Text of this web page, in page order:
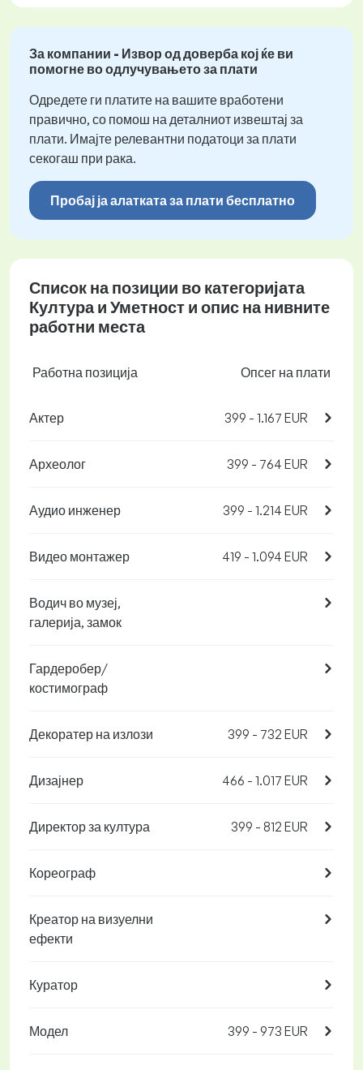
За компании - Извор од доверба кој ќе ви
помогне во одлучувањето за плати
Одредете ги платите на вашите вработени
правично, со помош на деталниот извештај за
плати. Имајте релевантни податоци за плати
секогаш при рака.
Пробај ја алатката за плати бесплатно
Список на позиции во категоријата
Култура и Уметност и опис на нивните
работни места
Работна позиција Опсег на плати
Актер 399 - 1.167 EUR
Археолог 399 - 764 EUR
Аудио инженер 399 - 1.214 EUR
Видео монтажер 419 - 1.094 EUR
Водич во музеј,
галерија, замок
Гардеробер/
костимограф
Декоратер на излози 399 - 732 EUR
Дизајнер 466 - 1.017 EUR
Директор за култура 399 - 812 EUR
Кореограф
Креатор на визуелни
ефекти
Куратор
Модел 399 - 973 EUR